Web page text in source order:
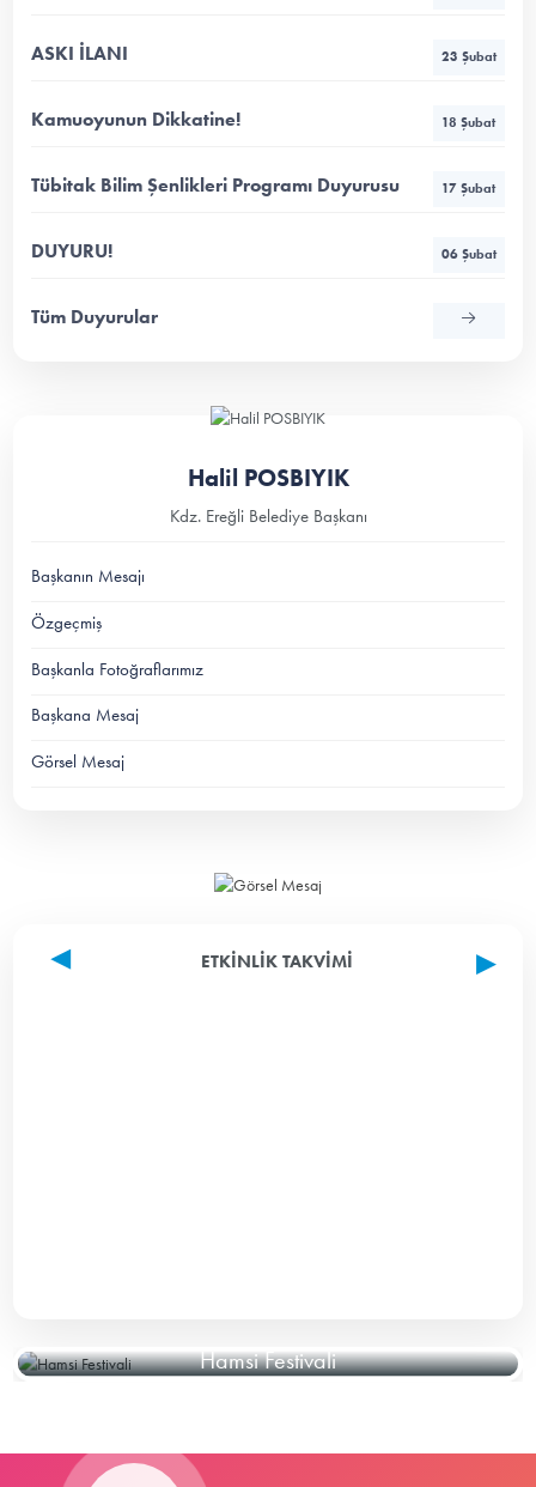
ASKI İLANI 23 Şubat
Kamuoyunun Dikkatine! 18 Şubat
Tübitak Bilim Şenlikleri Programı Duyurusu 17 Şubat
DUYURU! 06 Şubat
Tüm Duyurular
Halil POSBIYIK
Kdz. Ereğli Belediye Başkanı
Başkanın Mesajı
Özgeçmiş
Başkanla Fotoğraflarımız
Başkana Mesaj
Görsel Mesaj
ETKINLIK TAKVIMI
Hamsi Festivali